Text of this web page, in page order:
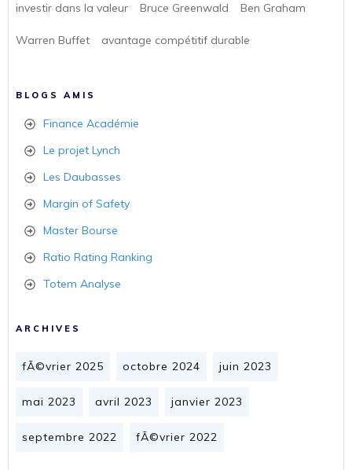
investir dans la valeur Bruce Greenwald Ben Graham
Warren Buffet avantage compétitif durable
BLOGS AMIS
Finance Académie
Le projet Lynch
Les Daubasses
Margin of Safety
Master Bourse
Ratio Rating Ranking
Totem Analyse
ARCHIVES
fÃ©vrier 2025 octobre 2024 juin 2023
mai 2023 avril 2023 janvier 2023
septembre 2022 fÃ©vrier 2022